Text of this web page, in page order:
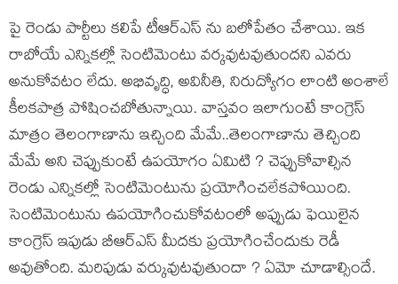
పై రెండు పార్టీలు కలిపే టీఆర్ఎస్ ను బలోపేతం చేశాయి. ఇక
రాబోయే ఎన్నికల్లో సెంటిమెంటు వర్కవుటవుతుందని ఎవరు
అనుకోవటం లేదు. అభివృద్ధి, అవినీతి, నిరుద్యోగం లాంటి అంశాలే
కీలకపాత్ర పోషించబోతున్నాయి. వాస్తవం ఇలాగుంటే కాంగ్రెస్
మాత్రం తెలంగాణాను ఇచ్చింది మేమే..తెలంగాణాను తెచ్చింది
మేమే అని చెప్పుకుంటే ఉపయోగం ఏమిటి ? చెప్పుకోవాల్సిన
రెండు ఎన్నికల్లో సెంటిమెంటును ప్రయోగించలేకపోయింది.
సెంటిమెంటును ఉపయోగించుకోవటంలో అప్పుడు ఫెయిలైన
కాంగ్రెస్ ఇపుడు బీఆర్ఎస్ మీదకు ప్రయోగించేందుకు రెడీ
అవుతోంది. మరిపుడు వర్కువుటవుతుందా ? ఏమో చూడాల్సిందే.